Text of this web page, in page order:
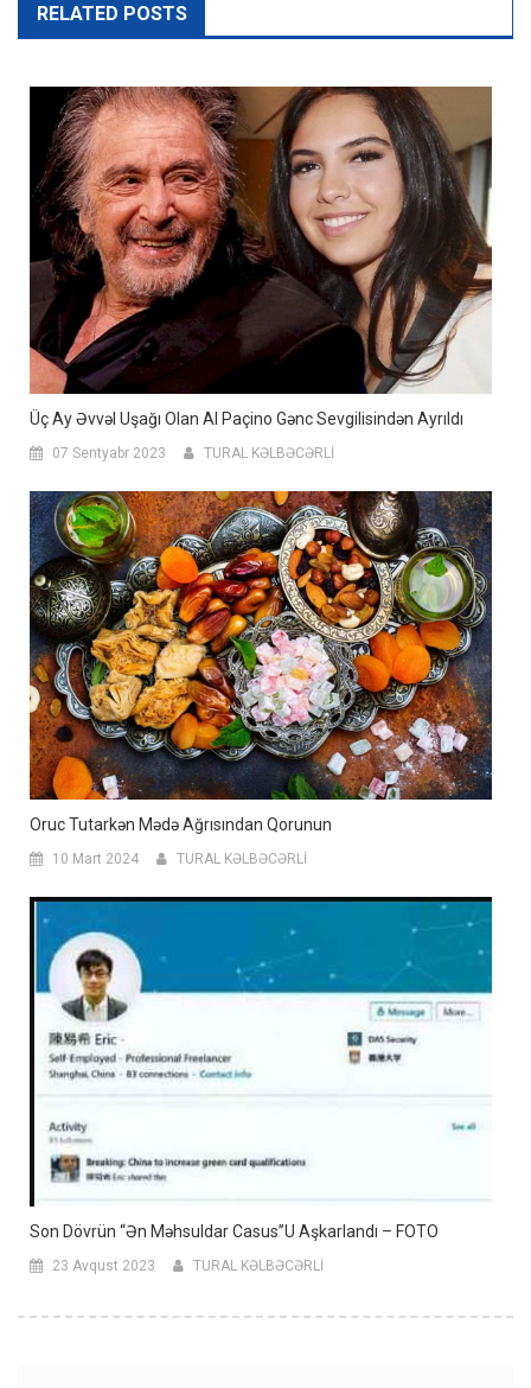
RELATED POSTS
Üç Ay Əvvəl Uşağı Olan Al Paçino Gənc Sevgilisindən Ayrıldı
07 Sentyabr 2023 TURAL KƏLBƏCƏRLİ
Oruc Tutarkən Mədə Ağrısından Qorunun
10 Mart 2024 TURAL KƏLBƏCƏRLİ
Son Dövrün “ən Məhsuldar Casus”u Aşkarlandı – FOTO
23 Avqust 2023 TURAL KƏLBƏCƏRLİ